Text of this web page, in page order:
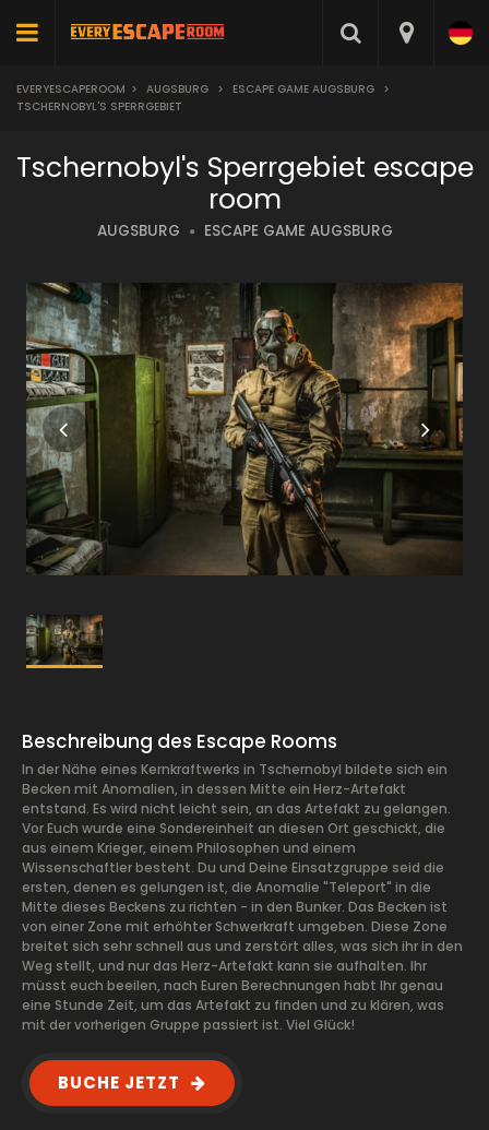
EVERYESCAPEROOM > AUGSBURG > ESCAPE GAME AUGSBURG >
TSCHERNOBYL'S SPERRGEBIET
Tschernobyl's Sperrgebiet escape
room
AUGSBURG ESCAPE GAME AUGSBURG
Beschreibung des Escape Rooms
In der Nähe eines Kernkraftwerks in Tschernobyl bildete sich ein
Becken mit Anomalien, in dessen Mitte ein Herz-Artefakt
entstand. Es wird nicht leicht sein, an das Artefakt zu gelangen.
Vor Euch wurde eine Sondereinheit an diesen Ort geschickt, die
aus einem Krieger, einem Philosophen und einem
Wissenschaftler besteht. Du und Deine Einsatzgruppe seid die
ersten, denen es gelungen ist, die Anomalie "Teleport" in die
Mitte dieses Beckens zu richten - in den Bunker. Das Becken ist
von einer Zone mit erhöhter Schwerkraft umgeben. Diese Zone
breitet sich sehr schnell aus und zerstört alles, was sich ihr in den
Weg stellt, und nur das Herz-Artefakt kann sie aufhalten. Ihr
müsst euch beeilen, nach Euren Berechnungen habt Ihr genau
eine Stunde Zeit, um das Artefakt zu finden und zu klären, was
mit der vorherigen Gruppe passiert ist. Viel Glück!
BUCHE JETZT